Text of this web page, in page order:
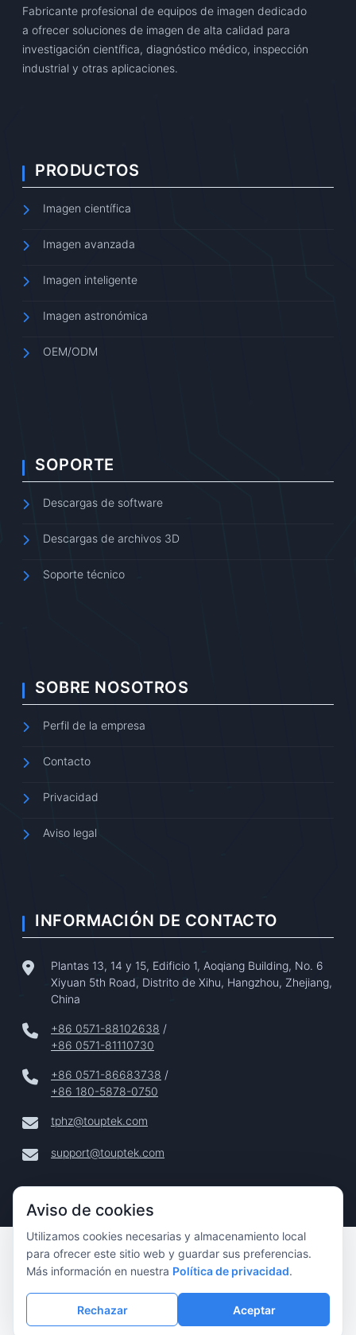
Fabricante profesional de equipos de imagen dedicado
a ofrecer soluciones de imagen de alta calidad para
investigación científica, diagnóstico médico, inspección
industrial y otras aplicaciones.
PRODUCTOS
Imagen científica
Imagen avanzada
Imagen inteligente
Imagen astronómica
OEM/ODM
SOPORTE
Descargas de software
Descargas de archivos 3D
Soporte técnico
SOBRE NOSOTROS
Perfil de la empresa
Contacto
Privacidad
Aviso legal
INFORMACIÓN DE CONTACTO
Plantas 13, 14 y 15, Edificio 1, Aoqiang Building, No. 6
Xiyuan 5th Road, Distrito de Xihu, Hangzhou, Zhejiang,
China
+86 0571-88102638 /
+86 0571-81110730
+86 0571-86683738 /
+86 180-5878-0750
tphz@touptek.com
support@touptek.com
Copyright © 2024–2026 Hangzhou ToupTek Photonics Co.,
Ltd. Todos Los Derechos Reservados |
Aviso Legal
Aviso de cookies
Utilizamos cookies necesarias y almacenamiento local
para ofrecer este sitio web y guardar sus preferencias.
Más información en nuestra Política de privacidad.
Rechazar Aceptar